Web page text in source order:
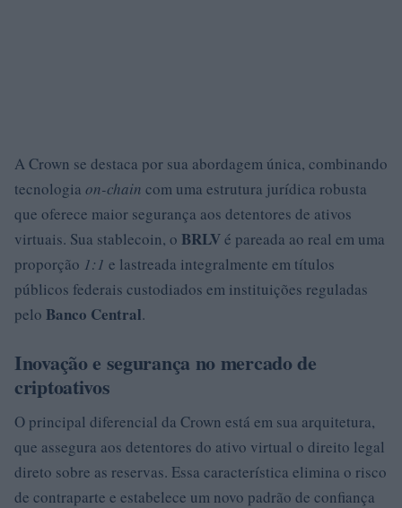
A Crown se destaca por sua abordagem única, combinando
tecnologia on-chain com uma estrutura jurídica robusta
que oferece maior segurança aos detentores de ativos
virtuais. Sua stablecoin, o BRLVé pareada ao real em uma
proporção 1:1 e lastreada integralmente em títulos
públicos federais custodiados em instituições reguladas
pelo Banco Central.
Inovação e segurança no mercado de
criptoativos
O principal diferencial da Crown está em sua arquitetura,
que assegura aos detentores do ativo virtual o direito legal
direto sobre as reservas. Essa característica elimina o risco
de contraparte e estabelece um novo padrão de confiança